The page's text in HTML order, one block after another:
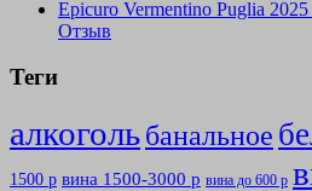
Epicuro Vermentino Puglia
Отзыв
Теги
алкогольбанальное
1500 р вина 1500-3000 р вина до 600 р